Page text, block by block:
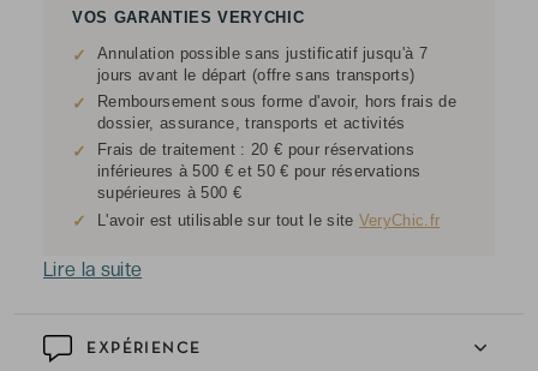
EXPÉRIENCE
VOS GARANTIES VERYCHIC
✓
Annulation possible sans justificatif jusqu'à 7
jours avant le départ (offre sans transports)
✓
Remboursement sous forme d'avoir, hors frais de
dossier, assurance, transports et activités
✓
Frais de traitement : 20 € pour réservations
inférieures à 500 € et 50 € pour réservations
supérieures à 500 €
✓ L'avoir est utilisable sur tout le site VeryChic.fr
Lire la suite